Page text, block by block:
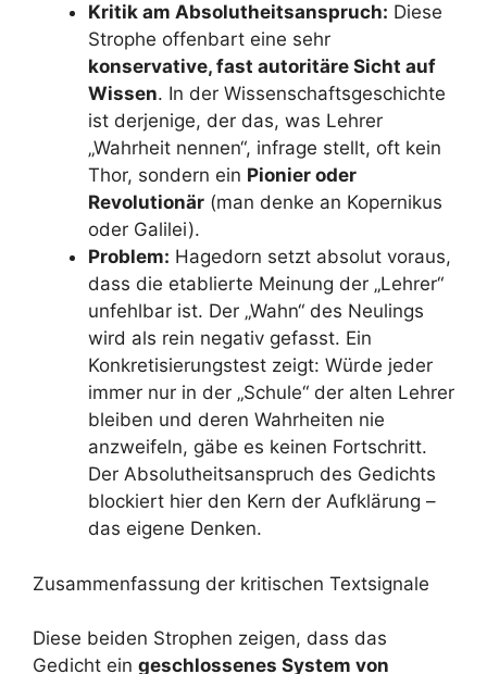
Kritik am Absolutheitsanspruch: Diese
Strophe offenbart eine sehr
konservative, fast autoritäre Sicht auf
Wissen. In der Wissenschaftsgeschichte
ist derjenige, der das, was Lehrer
„Wahrheit nennen“, infrage stellt, oft kein
Thor, sondern ein Pionier oder
Revolutionär (man denke an Kopernikus
oder Galilei).
Problem: Hagedorn setzt absolut voraus,
dass die etablierte Meinung der „Lehrer“
unfehlbar ist. Der „Wahn“ des Neulings
wird als rein negativ gefasst. Ein
Konkretisierungstest zeigt: Würde jeder
immer nur in der „Schule“ der alten Lehrer
bleiben und deren Wahrheiten nie
anzweifeln, gäbe es keinen Fortschritt.
Der Absolutheitsanspruch des Gedichts
blockiert hier den Kern der Aufklärung –
das eigene Denken.
Zusammenfassung der kritischen Textsignale
Diese beiden Strophen zeigen, dass das
Gedicht ein geschlossenes System von